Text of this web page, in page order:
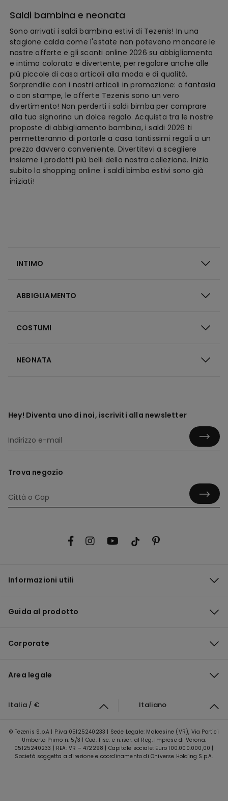
Saldi bambina e neonata
Sono arrivati i saldi bambina estivi di Tezenis! In una
stagione calda come l'estate non potevano mancare le
nostre offerte e gli sconti online 2026 su abbigliamento
e intimo colorato e divertente, per regalare anche alle
più piccole di casa articoli alla moda e di qualità.
Sorprendile con i nostri articoli in promozione: a fantasia
o con stampe, le offerte Tezenis sono un vero
divertimento! Non perderti i saldi bimba per comprare
alla tua signorina un dolce regalo. Acquista tra le nostre
proposte di abbigliamento bambina, i saldi 2026 ti
permetteranno di portarle a casa tantissimi regali a un
prezzo davvero conveniente. Divertitevi a scegliere
insieme i prodotti più belli della nostra collezione. Inizia
subito lo shopping online: i saldi bimba estivi sono già
iniziati!
INTIMO
ABBIGLIAMENTO
COSTUMI
NEONATA
Hey! Diventa uno di noi, iscriviti alla newsletter
Trova negozio
Informazioni utili
Guida al prodotto
Corporate
Area legale
Italia / € Italiano
© Tezenis S.p.A | P.iva 05125240233 | Sede Legale: Malcesine (VR), Via Portici
Umberto Primo n. 5/3 | Cod. Fisc. e n.iscr. al Reg. Imprese di Verona:
05125240233 | REA: VR – 472298 | Capitale sociale: Euro 100.000.000,00 |
Società soggetta a direzione e coordinamento di Oniverse Holding S.p.A.